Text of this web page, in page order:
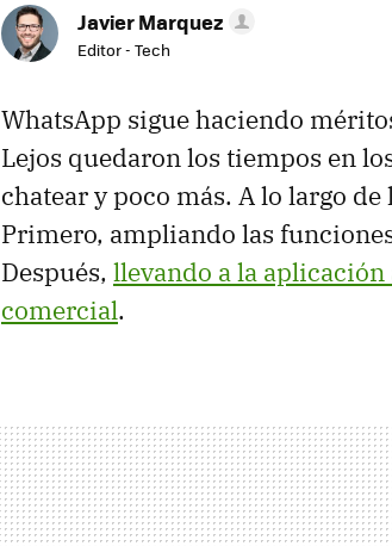
Javier Marquez
Editor - Tech
WhatsApp sigue haciendo
Lejos quedaron los tiempos en
chatear y poco más. A lo largo
Primero, ampliando las
Después, llevando a la
comercial.